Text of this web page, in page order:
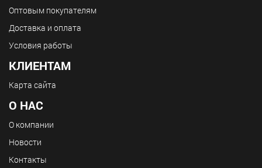
Оптовым покупателям
Доставка и оплата
Условия работы
КЛИЕНТАМ
Карта сайта
О НАС
О компании
Новости
Контакты